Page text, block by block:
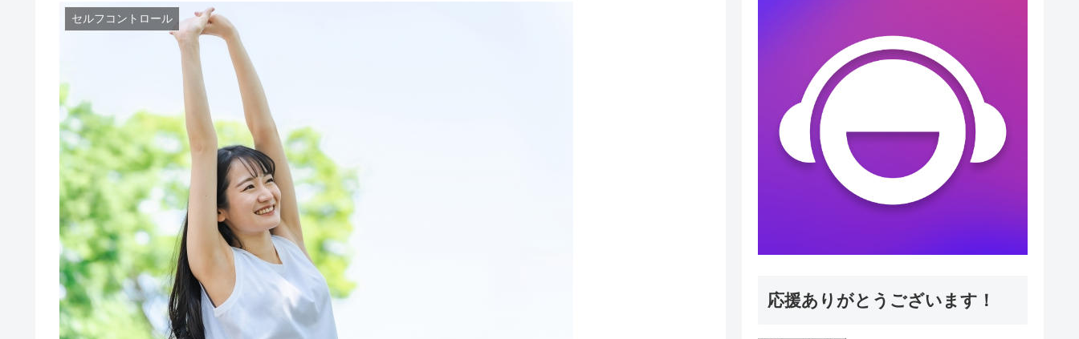
セルフコントロール
応援ありがとうございます！